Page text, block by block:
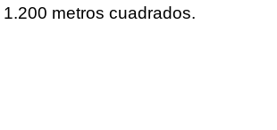
metros cuadrados.